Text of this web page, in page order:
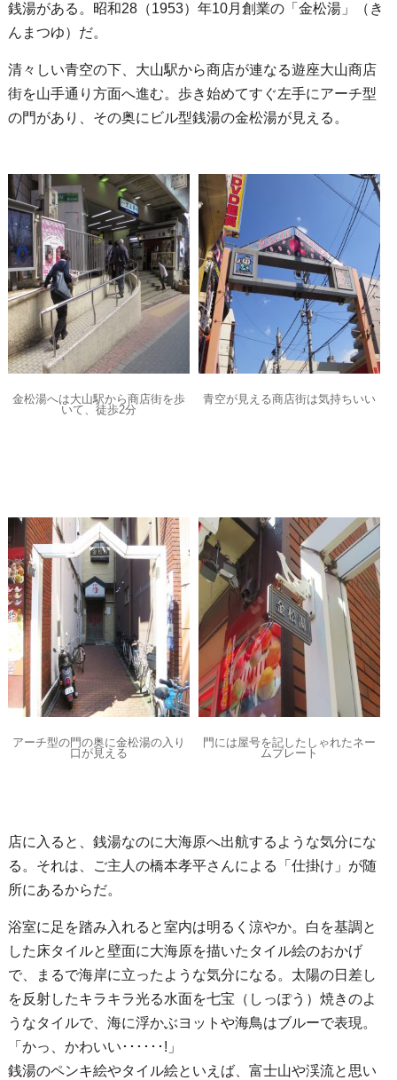
銭湯がある。昭和28（1953）年10月創業の「金松湯」（き
んまつゆ）だ。
清々しい青空の下、大山駅から商店が連なる遊座大山商店
街を山手通り方面へ進む。歩き始めてすぐ左手にアーチ型
の門があり、その奥にビル型銭湯の金松湯が見える。
金松湯へは大山駅から商店街を歩
いて、徒歩2分
青空が見える商店街は気持ちいい
アーチ型の門の奥に金松湯の入り
口が見える
門には屋号を記したしゃれたネー
ムプレート
店に入ると、銭湯なのに大海原へ出航するような気分にな
る。それは、ご主人の橋本孝平さんによる「仕掛け」が随
所にあるからだ。
浴室に足を踏み入れると室内は明るく涼やか。白を基調と
した床タイルと壁面に大海原を描いたタイル絵のおかげ
で、まるで海岸に立ったような気分になる。太陽の日差し
を反射したキラキラ光る水面を七宝（しっぽう）焼きのよ
うなタイルで、海に浮かぶヨットや海鳥はブルーで表現。
「かっ、かわいい･･････!」
銭湯のペンキ絵やタイル絵といえば、富士山や渓流と思い